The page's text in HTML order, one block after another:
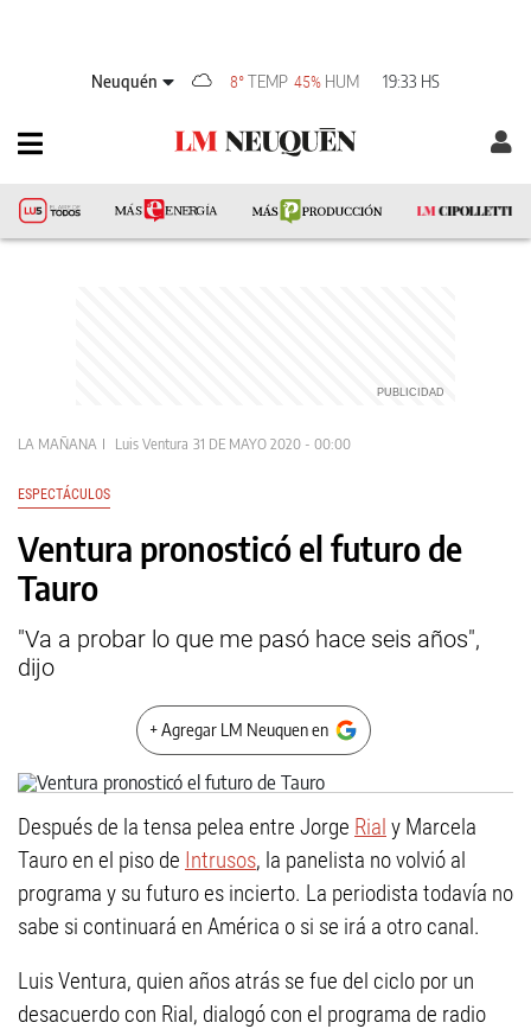
Neuquén 8° TEMP 45% HUM 19:33 HS
LA MAÑANA Luis Ventura 31 DE MAYO 2020 - 00:00
ESPECTÁCULOS
Ventura pronosticó el futuro de
Tauro
"Va a probar lo que me pasó hace seis años",
dijo
+ Agregar LM Neuquen en
Después de la tensa pelea entre Jorge Rial y Marcela
Tauro en el piso de Intrusos, la panelista no volvió al
programa y su futuro es incierto. La periodista todavía no
sabe si continuará en América o si se irá a otro canal.
Luis Ventura, quien años atrás se fue del ciclo por un
desacuerdo con Rial, dialogó con el programa de radio